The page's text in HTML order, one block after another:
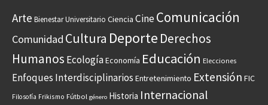
Arte Bienestar Universitario Ciencia CineComunicación
Comunidad Cultura Deporte Derechos
Humanos EcologíaEconomía Educación Elecciones
Enfoques Interdisciplinarios Entretenimiento Extensión FIC
Filosofía Frikismo Fútbol género Historia Internacional